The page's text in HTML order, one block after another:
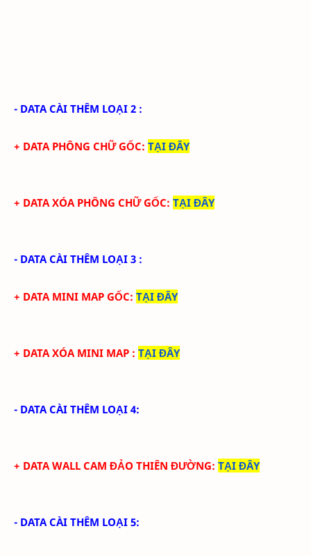
- DATA CÀI THÊM LOẠI 2 :
+ DATA PHÔNG CHỮ GỐC: TẠI ĐÂY
+ DATA XÓA PHÔNG CHỮ GỐC: TẠI ĐÂY
- DATA CÀI THÊM LOẠI 3 :
+ DATA MINI MAP GỐC: TẠI ĐÂY
+ DATA XÓA MINI MAP : TẠI ĐÂY
- DATA CÀI THÊM LOẠI 4:
+ DATA WALL CAM ĐẢO THIÊN ĐƯỜNG: TẠI ĐÂY
- DATA CÀI THÊM LOẠI 5: